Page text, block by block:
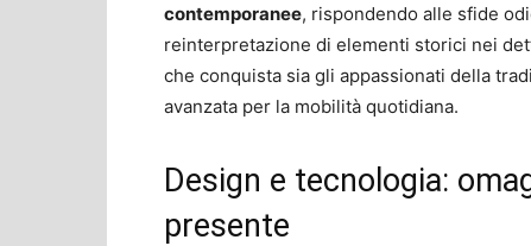
contemporanee, rispondendo alle sfide
reinterpretazione di elementi storici nei
che conquista sia gli appassionati della
avanzata per la mobilità quotidiana.
Design e tecnologia:
presente